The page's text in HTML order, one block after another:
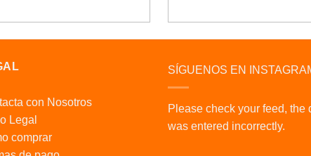
con Nosotros
Legal
comprar
SÍGUENOS EN
Please check your feed, the
was entered incorrectly.